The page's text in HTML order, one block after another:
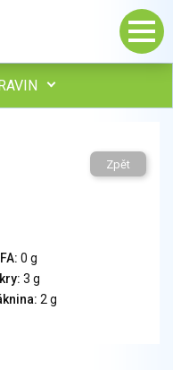
výrobky
Zpět
0 g
3 g
2 g